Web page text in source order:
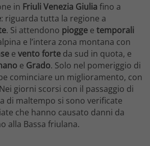
in Friuli Venezia Giulia fino a
: riguarda tutta la regione a
. Si attendono piogge e temporali
e l’intera zona montana con
e vento forte da sud in quota, e
e Grado. Solo nel pomeriggio di
cominciare un miglioramento, con
giorni scorsi con il passaggio di
di maltempo si sono verificate
che hanno causato danni da
alla Bassa friulana.